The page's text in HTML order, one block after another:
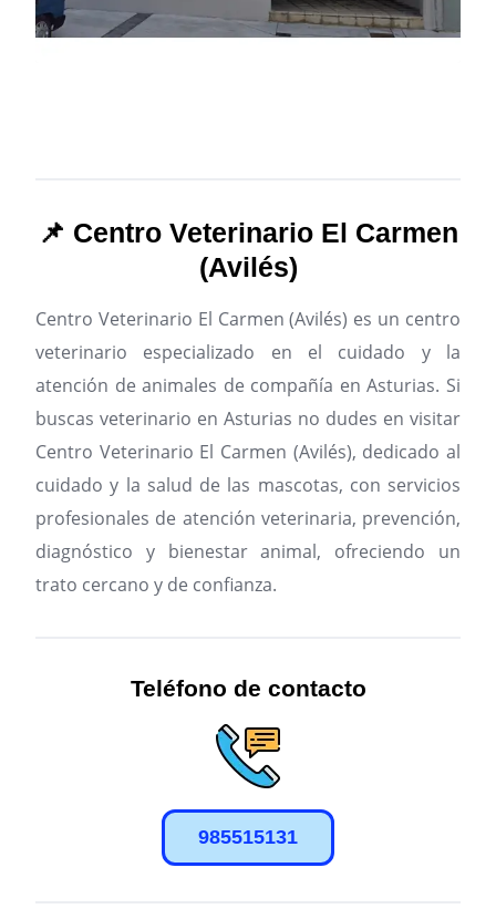
📌 Centro Veterinario El Carmen
(Avilés)
Centro Veterinario El Carmen (Avilés) es un centro
veterinario especializado en el cuidado y la
atención de animales de compañía en Asturias. Si
buscas veterinario en Asturias no dudes en visitar
Centro Veterinario El Carmen (Avilés), dedicado al
cuidado y la salud de las mascotas, con servicios
profesionales de atención veterinaria, prevención,
diagnóstico y bienestar animal, ofreciendo un
trato cercano y de confianza.
Teléfono de contacto
985515131